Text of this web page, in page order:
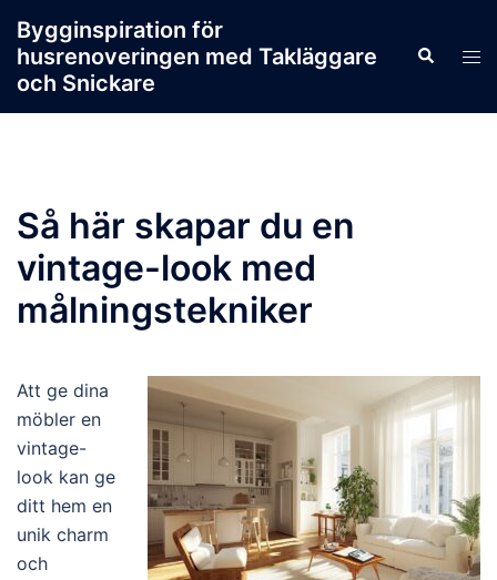
content
Bygginspiration för
husrenoveringen med Takläggare
och Snickare
Search
Så här skapar du en
vintage-look med
målningstekniker
Att ge dina
möbler en
vintage-
look kan ge
ditt hem en
unik charm
och